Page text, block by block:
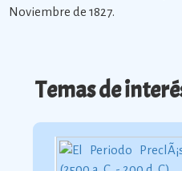
Noviembre de 1827.
Temas de